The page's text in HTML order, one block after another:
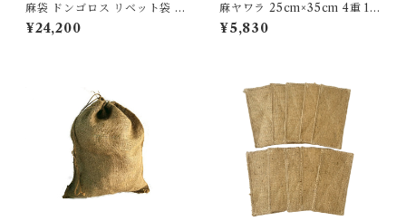
麻袋 ドンゴロス リベット袋 3
8cm×60cm １００枚セット
¥24,200
麻ヤワラ 25cm×35cm 4重 10
枚入り
¥5,830